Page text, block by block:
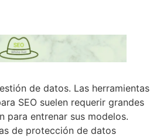
de datos. Las herramientas
SEO suelen requerir grandes
para entrenar sus modelos.
de protección de datos